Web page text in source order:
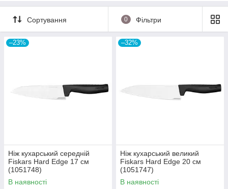
Сортування 0 Фільтри
–23%
Ніж кухарський середній
Fiskars Hard Edge 17 см
(1051748)
В наявності
–32%
Ніж кухарський великий
Fiskars Hard Edge 20 см
(1051747)
В наявності